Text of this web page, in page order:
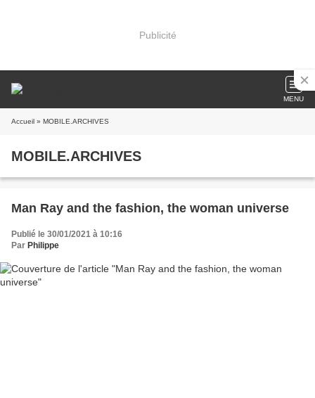
Publicité
MENU
Accueil » MOBILE.ARCHIVES
MOBILE.ARCHIVES
Man Ray and the fashion, the woman universe
Publié le 30/01/2021 à 10:16
Par Philippe